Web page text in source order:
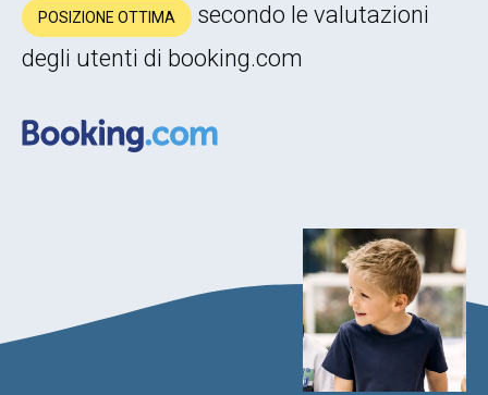
POSIZIONE OTTIMA
secondo le valutazioni
degli utenti di booking.com